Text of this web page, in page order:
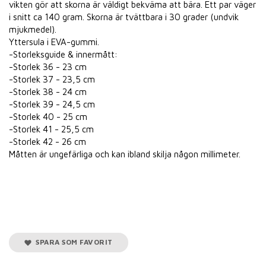
vikten gör att skorna är väldigt bekväma att bära. Ett par väger
i snitt ca 140 gram. Skorna är tvättbara i 30 grader (undvik
mjukmedel).
Yttersula i EVA-gummi.
-Storleksguide & innermått:
-Storlek 36 - 23 cm
-Storlek 37 - 23,5 cm
-Storlek 38 - 24 cm
-Storlek 39 - 24,5 cm
-Storlek 40 - 25 cm
-Storlek 41 - 25,5 cm
-Storlek 42 - 26 cm
Måtten är ungefärliga och kan ibland skilja någon millimeter.
SPARA SOM FAVORIT